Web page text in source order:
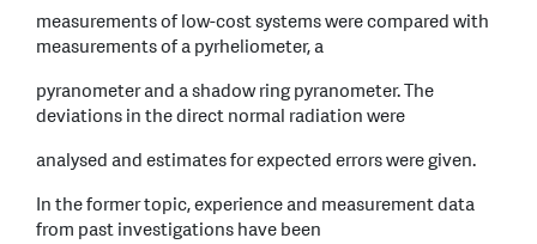
measurements of low-cost systems were compared with
measurements of a pyrheliometer, a
pyranometer and a shadow ring pyranometer. The
deviations in the direct normal radiation were
analysed and estimates for expected errors were given.
In the former topic, experience and measurement data
from past investigations have been